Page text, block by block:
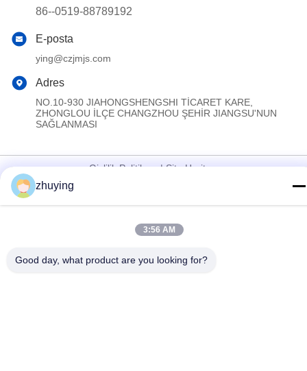
86--0519-88789192
E-posta
ying@czjmjs.com
Adres
NO.10-930 JIAHONGSHENGSHI TİCARET KARE,
ZHONGLOU İLÇE CHANGZHOU ŞEHİR JIANGSU'NUN
SAĞLANMASI
Gizlilik Politikası|Site Haritası
Çin iyi. Kalite Büyük Soğutucu Buz Paketleri Tedarikçi. Telif hakkı
© 2017-2026 Changzhou jisi cold chain technology Co.,ltd Hepsi.
Haklar korunmuş.
zhuying
3:56 AM
Good day, what product are you looking for?